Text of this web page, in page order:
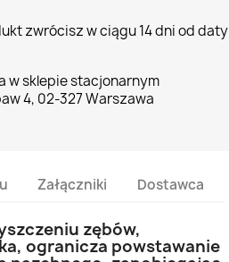
zwrócisz w ciągu 14 dni od daty
w sklepie stacjonarnym
4, 02-327 Warszawa
Załączniki Dostawca
zębów,
ogranicza powstawanie